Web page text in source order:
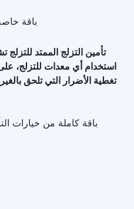
باقة
تأمين التزلج الممتد للتزلج
استخدام أي معدات للتزلج،
تغطية الأضرار التي تلحق
باقة كاملة من خيارات